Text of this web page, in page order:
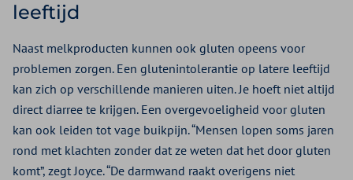
leeftijd
Naast melkproducten kunnen ook gluten opeens voor
problemen zorgen. Een glutenintolerantie op latere leeftijd
kan zich op verschillende manieren uiten. Je hoeft niet altijd
direct diarree te krijgen. Een overgevoeligheid voor gluten
kan ook leiden tot vage buikpijn. “Mensen lopen soms jaren
rond met klachten zonder dat ze weten dat het door gluten
komt”, zegt Joyce. “De darmwand raakt overigens niet